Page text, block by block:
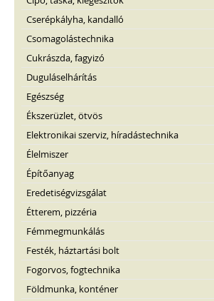
Cserépkályha, kandalló
Csomagolástechnika
Cukrászda, fagyizó
Duguláselhárítás
Egészség
Ékszerüzlet, ötvös
Elektronikai szerviz, híradástechnika
Élelmiszer
Építőanyag
Eredetiségvizsgálat
Étterem, pizzéria
Fémmegmunkálás
Festék, háztartási bolt
Fogorvos, fogtechnika
Földmunka, konténer